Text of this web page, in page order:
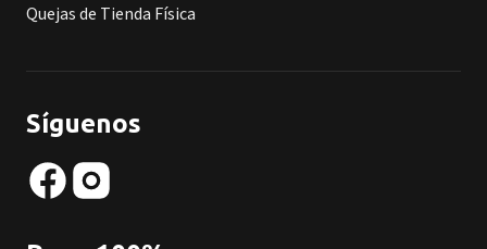
Quejas de Tienda Física
Síguenos